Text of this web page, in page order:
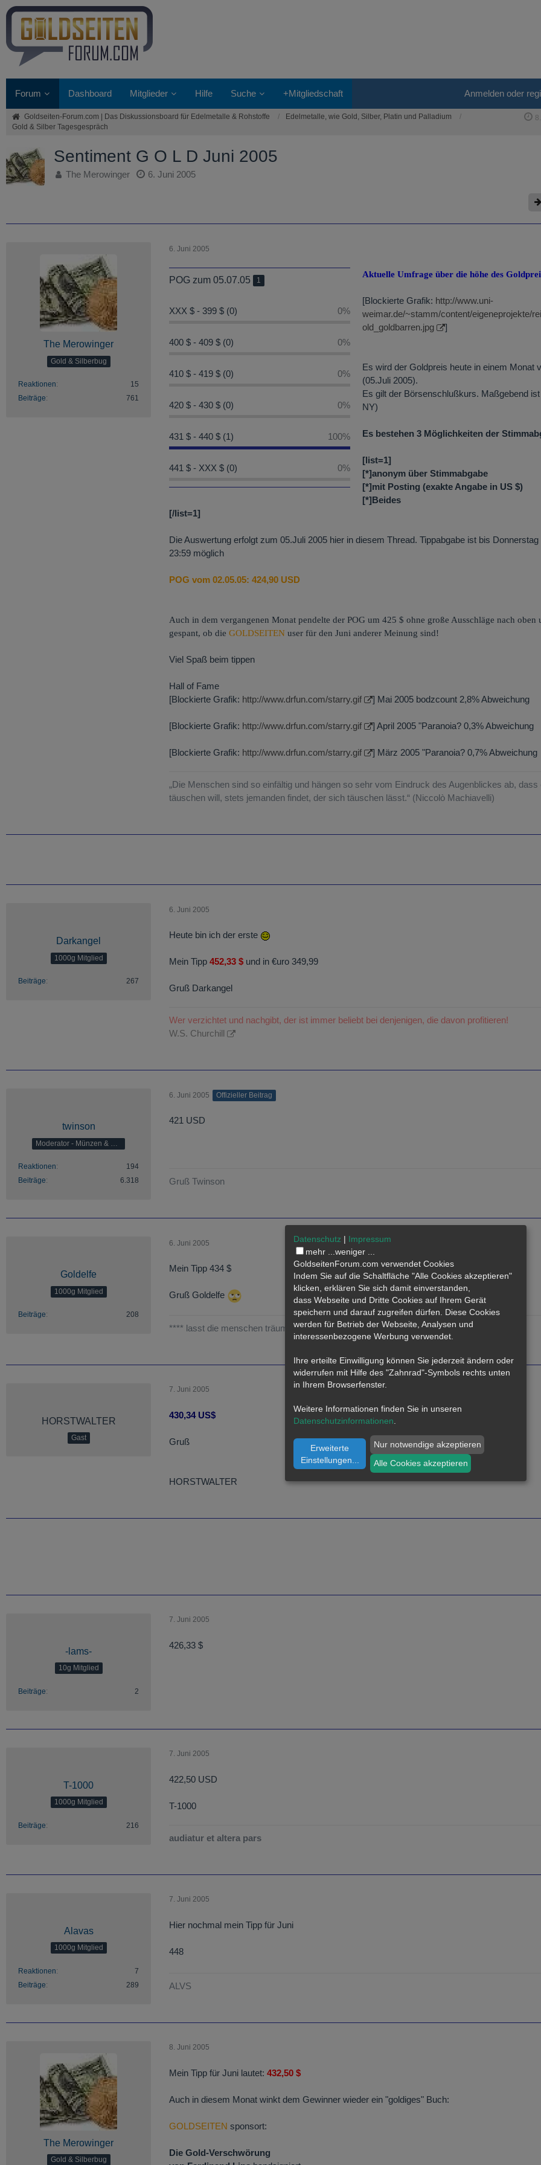
Forum Dashboard Mitglieder Hilfe Suche +Mitgliedschaft Anmelden oder
Goldseiten-Forum.com | Das Diskussionsboard für Edelmetalle & Rohstoffe
Edelmetalle, wie Gold, Silber, Platin und Palladium
Gold & Silber Tagesgespräch
Sentiment G O L D Juni 2005
The Merowinger 6. Juni 2005
The Merowinger
Gold & Silberbug
Reaktionen
15
Beiträge
761
6. Juni 2005
POG zum 05.07.05 1
XXX $ - 399 $ (0) 0%
400 $ - 409 $ (0) 0%
410 $ - 419 $ (0) 0%
420 $ - 430 $ (0) 0%
431 $ - 440 $ (1) 100%
441 $ - XXX $ (0) 0%
Aktuelle Umfrage über die höhe des
[Blockierte Grafik: http://www.uni-
weimar.de/~stamm/content/eigeneprojekte/
old_goldbarren.jpg
]
Es wird der Goldpreis heute in einem Monat
(05.Juli 2005).
Es gilt der Börsenschlußkurs. Maßgebend
NY)
Es bestehen 3 Möglichkeiten der
[list=1]
[*]anonym über Stimmabgabe
[*]mit Posting (exakte Angabe in US $)
[*]Beides
[/list=1]
Die Auswertung erfolgt zum 05.Juli 2005 hier in diesem Thread. Tippabgabe ist bis
23:59 möglich
POG vom 02.05.05: 424,90 USD
Auch in dem vergangenen Monat pendelte der POG um 425 $ ohne große Ausschläge nach
gespant, ob die GOLDSEITEN user für den Juni anderer Meinung sind!
Viel Spaß beim tippen
Hall of Fame
[Blockierte Grafik: http://www.drfun.com/starry.gif ] Mai 2005 bodzcount 2,8% Abweichung
[Blockierte Grafik: http://www.drfun.com/starry.gif ] April 2005 "Paranoia? 0,3% Abweichung
[Blockierte Grafik: http://www.drfun.com/starry.gif ] März 2005 "Paranoia? 0,7% Abweichung
„Die Menschen sind so einfältig und hängen so sehr vom Eindruck des Augenblickes ab, dass
täuschen will, stets jemanden findet, der sich täuschen lässt.“ (Niccolò Machiavelli)
Darkangel
1000g Mitglied
Beiträge 267
6. Juni 2005
Heute bin ich der erste
Mein Tipp 452,33 $ und in €uro 349,99
Gruß Darkangel
Wer verzichtet und nachgibt, der ist immer beliebt bei denjenigen, die davon profitieren!
W.S. Churchill
twinson
Reaktionen
194
Beiträge
6.318
6. Juni 2005 Offizieller Beitrag
421 USD
Gruß Twinson
Goldelfe
1000g Mitglied
Beiträge 208
6. Juni 2005
Mein Tipp 434 $
Gruß Goldelfe
**** lasst die menschen träumen, sie rennen von selbst gegen eine wand ****
HORSTWALTER
Gast
7. Juni 2005
430,34 US$
Gruß
HORSTWALTER
-lams-
10g Mitglied
Beiträge 2
7. Juni 2005
426,33 $
T-1000
1000g Mitglied
Beiträge 216
7. Juni 2005
422,50 USD
T-1000
audiatur et altera pars
Alavas
1000g Mitglied
Reaktionen
7
Beiträge
289
7. Juni 2005
Hier nochmal mein Tipp für Juni
448
ALVS
The Merowinger
Gold & Silberbug
8. Juni 2005
Mein Tipp für Juni lautet: 432,50 $
Auch in diesem Monat winkt dem Gewinner wieder ein "goldiges" Buch:
GOLDSEITEN sponsort:
Die Gold-Verschwörung
Datenschutz | Impressum
mehr ... weniger ...
GoldseitenForum.com verwendet Cookies
Indem Sie auf die Schaltfläche "Alle Cookies akzeptieren"
klicken, erklären Sie sich damit einverstanden,
dass Webseite und Dritte Cookies auf Ihrem Gerät
speichern und darauf zugreifen dürfen. Diese Cookies
werden für Betrieb der Webseite, Analysen und
interessenbezogene Werbung verwendet.
Ihre erteilte Einwilligung können Sie jederzeit ändern oder
widerrufen mit Hilfe des "Zahnrad"-Symbols rechts unten
in Ihrem Browserfenster.
Weitere Informationen finden Sie in unseren
Datenschutzinformationen
Erweiterte
Einstellungen
Nur notwendige akzeptieren
Alle Cookies akzeptieren